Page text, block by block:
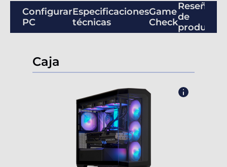
Configurar
PC
Especificaciones
técnicas
Game
Check
Reseñas
de
productos
Caja